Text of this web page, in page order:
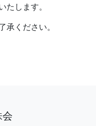
します。
承ください。
会